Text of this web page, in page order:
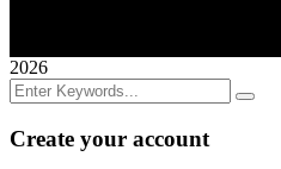
2026
Create your account